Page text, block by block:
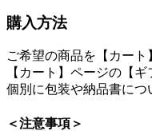
購入方法
ご希望の商品を【カート
【カート】ページの【
個別に包装や納品書につ
＜注意事項＞